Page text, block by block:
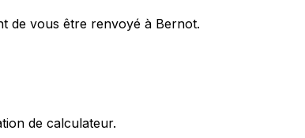
de vous être renvoyé à Bernot.
de calculateur.